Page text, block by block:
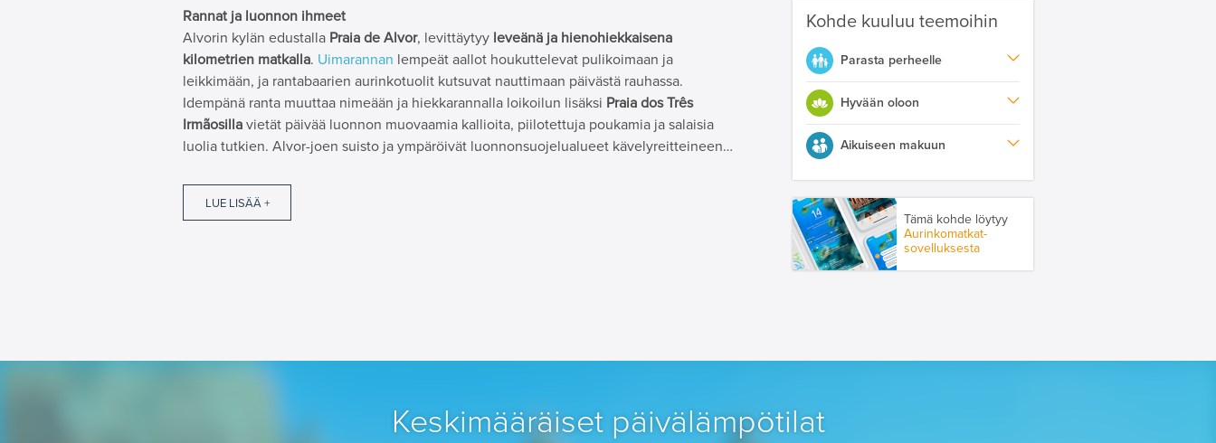
Rannat ja luonnon ihmeet
Alvorin kylän edustalla Praia de Alvor, levittäytyy leveänä ja hienohiekkaisena
kilometrien matkalla. Uimarannan lempeät aallot houkuttelevat pulikoimaan ja
leikkimään, ja rantabaarien aurinkotuolit kutsuvat nauttimaan päivästä rauhassa.
Idempänä ranta muuttaa nimeään ja hiekkarannalla loikoilun lisäksi Praia dos Três
Irmãosilla vietät päivää luonnon muovaamia kallioita, piilotettuja poukamia ja salaisia
luolia tutkien. Alvor-joen suisto ja ympäröivät luonnonsuojelualueet kävelyreitteineen…
LUE LISÄÄ +
Kohde kuuluu teemoihin
Parasta perheelle
Hyvään oloon
Aikuiseen makuun
Tämä kohde löytyy
Aurinkomatkat-
sovelluksesta
Keskimääräiset päivälämpötilat